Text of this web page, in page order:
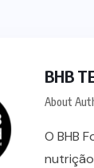
BHB
About
O BHB